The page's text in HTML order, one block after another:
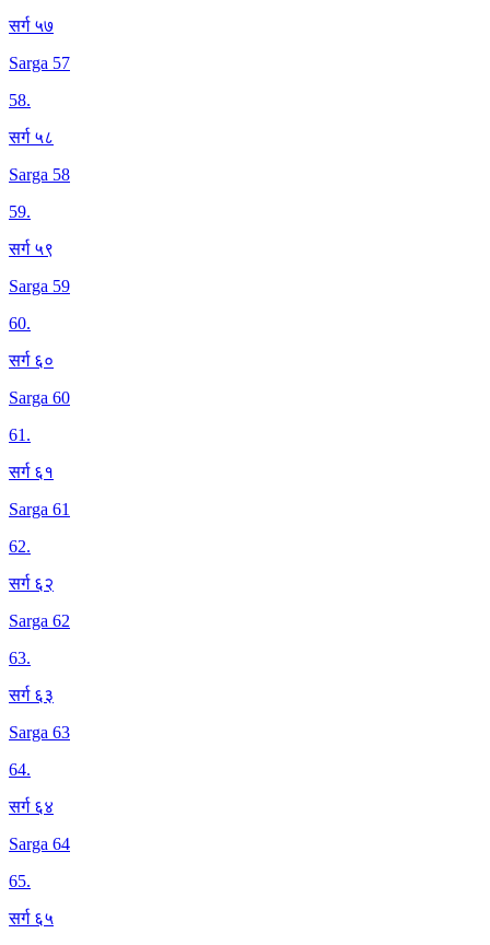
सर्ग ५७
Sarga 57
58.
सर्ग ५८
Sarga 58
59.
सर्ग ५९
Sarga 59
60.
सर्ग ६०
Sarga 60
61.
सर्ग ६१
Sarga 61
62.
सर्ग ६२
Sarga 62
63.
सर्ग ६३
Sarga 63
64.
सर्ग ६४
Sarga 64
65.
सर्ग ६५